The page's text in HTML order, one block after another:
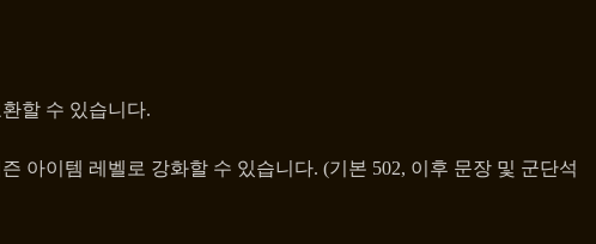
할 수 있습니다.
아이템 레벨로 강화할 수 있습니다. (기본 502, 이후 문장 및 군단석